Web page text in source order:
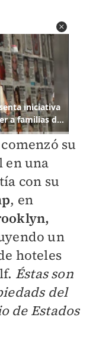
comenzó su
en una
con su
, en
un
hoteles
Éstas son
del
de Estados